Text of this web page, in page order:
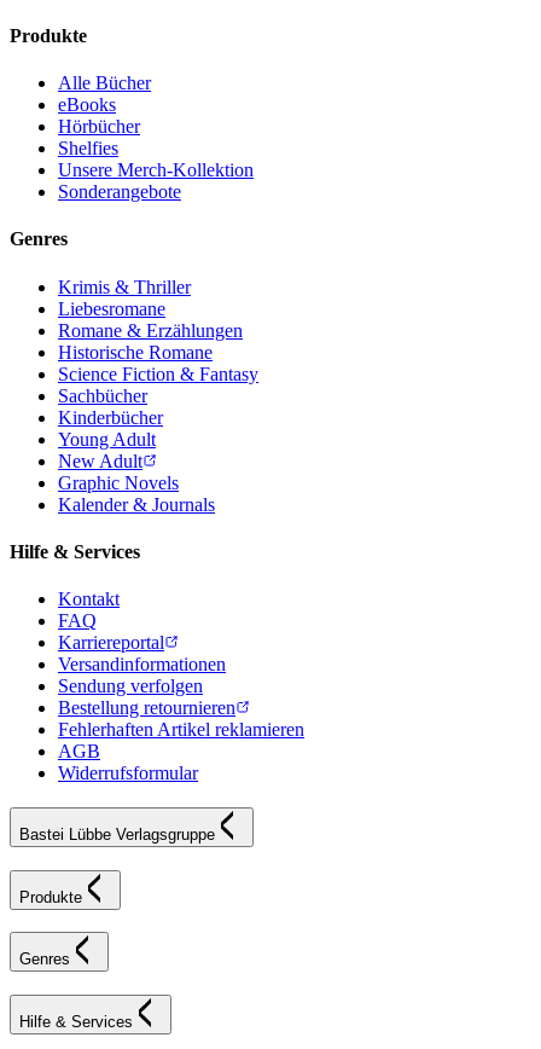
Produkte
Alle Bücher
eBooks
Hörbücher
Shelfies
Unsere Merch-Kollektion
Sonderangebote
Genres
Krimis & Thriller
Liebesromane
Romane & Erzählungen
Historische Romane
Science Fiction & Fantasy
Sachbücher
Kinderbücher
Young Adult
New Adult
Graphic Novels
Kalender & Journals
Hilfe & Services
Kontakt
FAQ
Karriereportal
Versandinformationen
Sendung verfolgen
Bestellung retournieren
Fehlerhaften Artikel reklamieren
AGB
Widerrufsformular
Bastei Lübbe Verlagsgruppe
Produkte
Genres
Hilfe & Services